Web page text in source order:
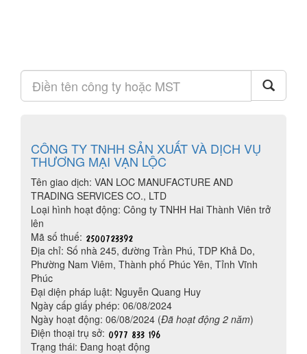
CÔNG TY TNHH SẢN XUẤT VÀ DỊCH VỤ
THƯƠNG MẠI VẠN LỘC
Tên giao dịch: VAN LOC MANUFACTURE AND
TRADING SERVICES CO., LTD
Loại hình hoạt động: Công ty TNHH Hai Thành Viên trở
lên
Mã số thuế:
Địa chỉ: Số nhà 245, đường Trần Phú, TDP Khả Do,
Phường Nam Viêm, Thành phố Phúc Yên, Tỉnh Vĩnh
Phúc
Đại diện pháp luật: Nguyễn Quang Huy
Ngày cấp giấy phép: 06/08/2024
Ngày hoạt động: 06/08/2024 (Đã hoạt động 2 năm)
Điện thoại trụ sở:
Trạng thái: Đang hoạt động